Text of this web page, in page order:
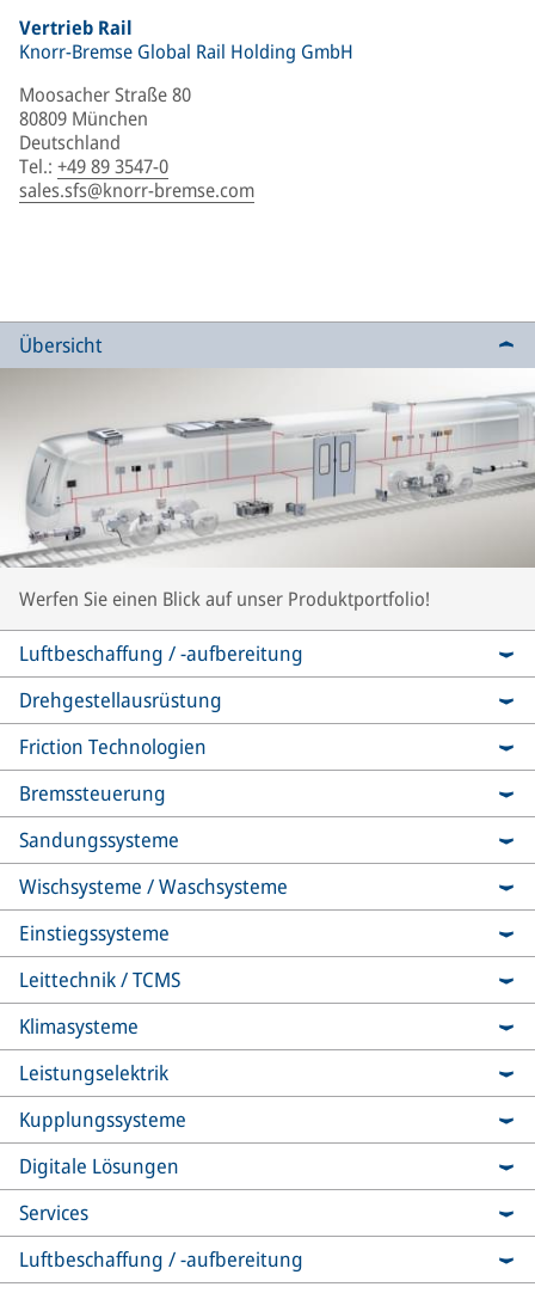
Vertrieb Rail
Knorr-Bremse Global Rail Holding GmbH
Moosacher Straße 80
80809 München
Deutschland
Tel.: +49 89 3547-0
sales.sfs@knorr-bremse.com
Übersicht
Werfen Sie einen Blick auf unser Produktportfolio!
Luftbeschaffung / -aufbereitung
Drehgestellausrüstung
Friction Technologien
Bremssteuerung
Sandungssysteme
Wischsysteme / Waschsysteme
Einstiegssysteme
Leittechnik / TCMS
Klimasysteme
Leistungselektrik
Kupplungssysteme
Digitale Lösungen
Services
Luftbeschaffung / -aufbereitung